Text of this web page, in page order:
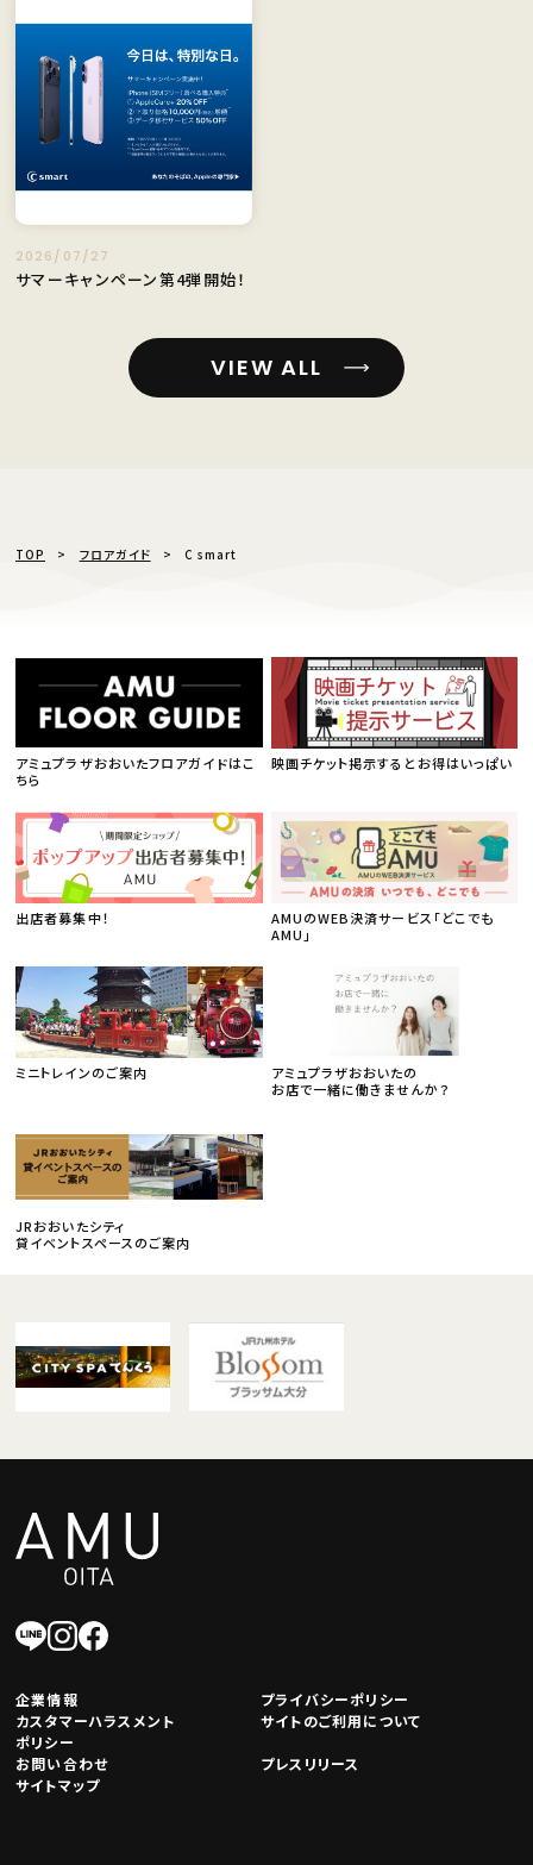
2026/07/27
サマーキャンペーン第4弾開始！
VIEW ALL
TOP フロアガイド C smart
アミュプラザおおいたフロアガイドはこ
ちら
映画チケット掲示するとお得はいっぱい
出店者募集中！
AMUのWEB決済サービス「どこでも
AMU」
ミニトレインのご案内
アミュプラザおおいたの
お店で一緒に働きませんか？
JRおおいたシティ
貸イベントスペースのご案内
企業情報
プライバシーポリシー
カスタマーハラスメント
ポリシー
サイトのご利用について
お問い合わせ
プレスリリース
サイトマップ